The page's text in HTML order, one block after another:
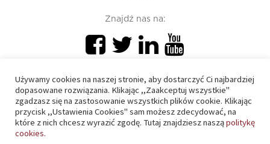
Znajdź nas na:
PIU 2020 © All right reserved
Używamy cookies na naszej stronie, aby dostarczyć Ci najbardziej
dopasowane rozwiązania. Klikając ,,Zaakceptuj wszystkie"
zgadzasz się na zastosowanie wszystkich plików cookie. Klikając
przycisk ,,Ustawienia Cookies" sam możesz zdecydować, na
które z nich chcesz wyrazić zgodę. Tutaj znajdziesz nasząpolitykę
cookies.